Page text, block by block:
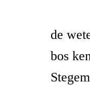
de
bos